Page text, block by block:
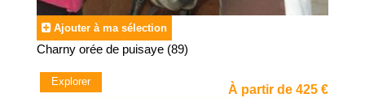
Ajouter à ma sélection
Charny orée de puisaye (89)
Explorer
À partir de 425 €